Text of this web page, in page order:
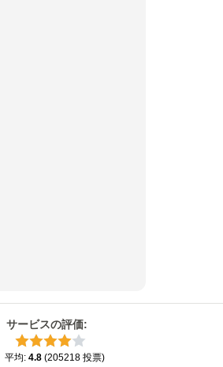
サービスの評価:
平均: 4.8 (205218 投票)